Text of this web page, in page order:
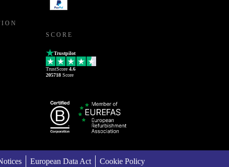
SCORE
Trustpilot
TrustScore 4.6
205718 Score
European Data Act Cookie Policy